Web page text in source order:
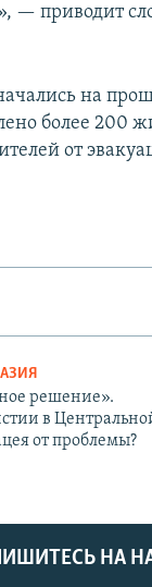
— приводит
на
более 200
от
решение».
в
от проблемы?
НА